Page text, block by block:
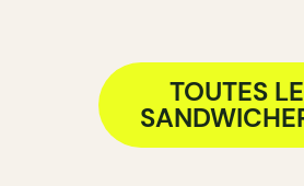
TOUTES